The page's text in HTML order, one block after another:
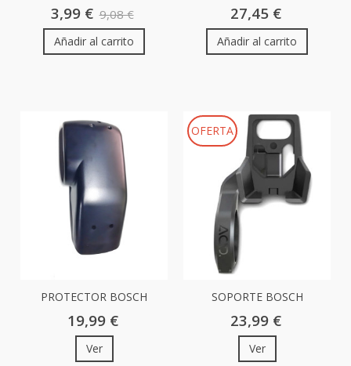
LIMPIADOR...
3,99 € 9,08 €
Añadir al carrito
MOTOR CUBE...
27,45 €
Añadir al carrito
PROTECTOR BOSCH
MOTOR CUBE...
19,99 €
Ver
OFERTA
SOPORTE BOSCH
DISPLAY AL...
23,99 €
Ver